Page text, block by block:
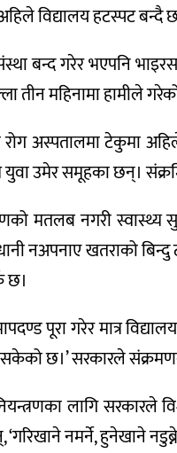
विद्यालय हटस्पट बन्दै
बन्द गरेर भएपनि
तीन महिनामा हामीले
अस्पतालमा टेकुमा
उमेर समूहका छन्।
मतलब नगरी स्वास्थ्य
नअपनाए खतराको बिन्दु
छ।
पूरा गरेर मात्र
छ।’ सरकारले
लागि सरकारले
‘गरिखाने नमर्ने, हुनेखाने